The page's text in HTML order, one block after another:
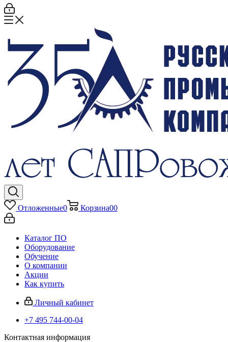
Отложенные0 Корзина00
Каталог ПО
Оборудование
Обучение
О компании
Акции
Как купить
Личный кабинет
+7 495 744-00-04
Контактная информация